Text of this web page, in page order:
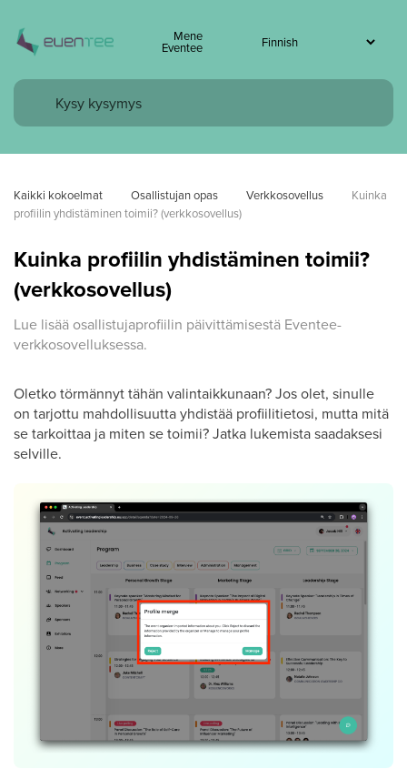
Mene
Eventee
Kaikki kokoelmat Osallistujan opas Verkkosovellus
Kuinka
profiilin yhdistäminen toimii? (verkkosovellus)
Kuinka profiilin yhdistäminen toimii?
(verkkosovellus)
Lue lisää osallistujaprofiilin päivittämisestä Eventee-
verkkosovelluksessa.
Oletko törmännyt tähän valintaikkunaan? Jos olet, sinulle
on tarjottu mahdollisuutta yhdistää profiilitietosi, mutta mitä
se tarkoittaa ja miten se toimii? Jatka lukemista saadaksesi
selville.